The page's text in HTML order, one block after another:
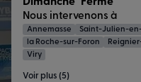
Nous intervenons à
Annemasse Saint-Julien-
la Roche-sur-Foron
Viry
Voir plus (5)